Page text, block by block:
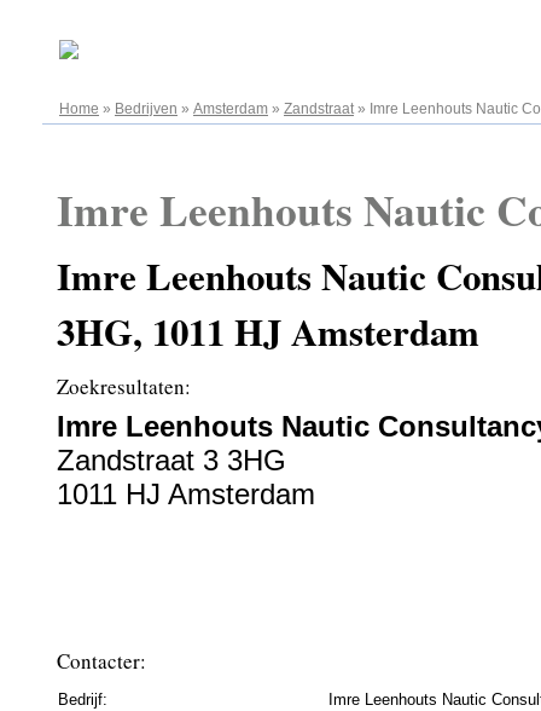
Home » Bedrijven » Amsterdam » Zandstraat» Imre Leenhouts Nautic
Imre Leenhouts Nautic
Imre Leenhouts Nautic
3HG, 1011 HJ Amsterdam
Zoekresultaten:
Imre Leenhouts Nautic
Zandstraat 3 3HG
1011 HJ Amsterdam
Contacter:
Bedrijf:
Imre Leenhouts Nautic